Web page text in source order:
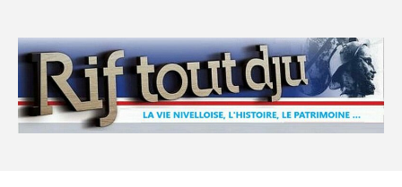
content